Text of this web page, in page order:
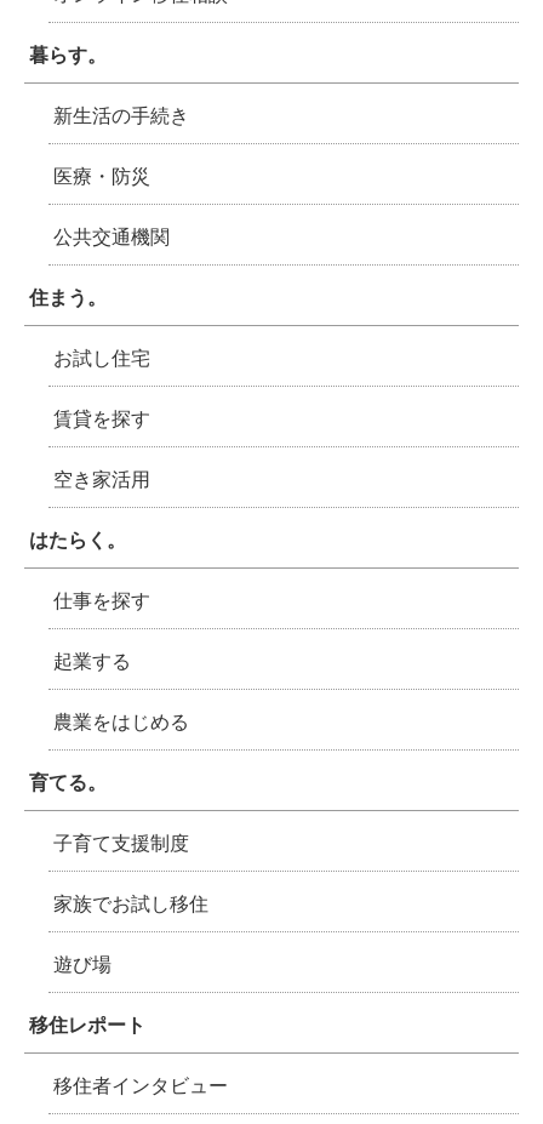
暮らす。
新生活の手続き
医療・防災
公共交通機関
住まう。
お試し住宅
賃貸を探す
空き家活用
はたらく。
仕事を探す
起業する
農業をはじめる
育てる。
子育て支援制度
家族でお試し移住
遊び場
移住レポート
移住者インタビュー